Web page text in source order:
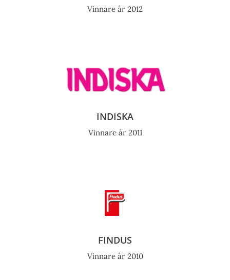
Vinnare år 2012
INDISKA
Vinnare år 2011
FINDUS
Vinnare år 2010